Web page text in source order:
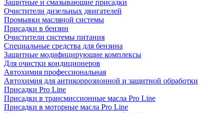
Защитные и смазывающие присадки
Очистители дизельных двигателей
Промывки масляной системы
Присадки в бензин
Очистители системы питания
Специальные срeдства для бензина
Защитные модифицирующие комплексы
Для очистки кондиционеров
Автохимия профессиональная
Автохимия для антикоррозионной и защитной обработки
Присадки Pro Line
Присадки в трансмиссионные масла Pro Line
Присадки в моторные масла Pro Line